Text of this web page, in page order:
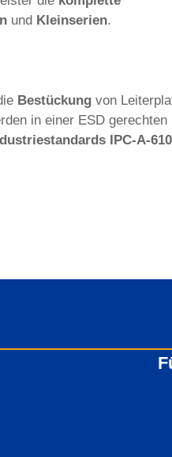
Mehr erfahren
und Kleinserien.
Bestückungvon
in einer ESD gerechten
IPC-A-610